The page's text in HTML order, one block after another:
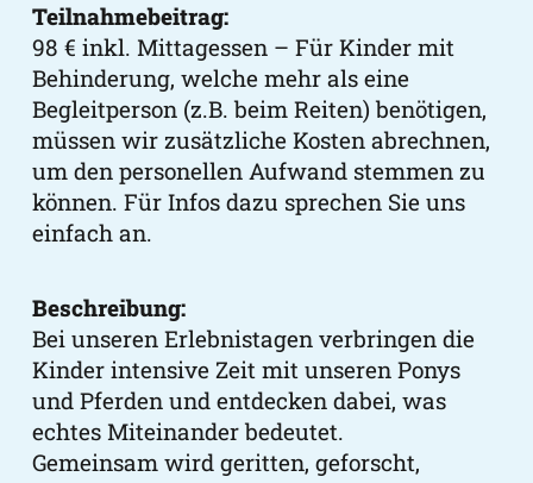
Teilnahmebeitrag:
98 € inkl. Mittagessen – Für Kinder mit
Behinderung, welche mehr als eine
Begleitperson (z.B. beim Reiten) benötigen,
müssen wir zusätzliche Kosten abrechnen,
um den personellen Aufwand stemmen zu
können. Für Infos dazu sprechen Sie uns
einfach an.
Beschreibung:
Bei unseren Erlebnistagen verbringen die
Kinder intensive Zeit mit unseren Ponys
und Pferden und entdecken dabei, was
echtes Miteinander bedeutet.
Gemeinsam wird geritten, geforscht,